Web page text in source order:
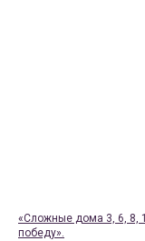
«Сложные дома 3, 6, 8,
победу».